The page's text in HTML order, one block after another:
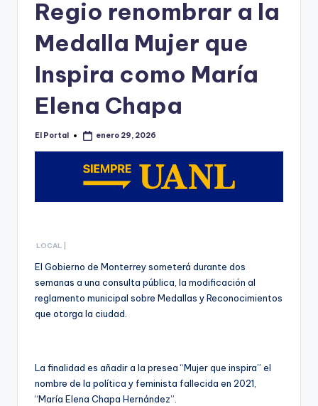
rr
Regio renombrar a la
Medalla Mujer que
Inspira como María
Elena Chapa
Publicado
El Portal enero 29, 2026
LOCAL |
El Gobierno de Monterrey someterá durante dos
semanas a una consulta pública, la modificación al
reglamento municipal sobre Medallas y Reconocimientos
que otorga la ciudad.
La finalidad es añadir a la presea “Mujer que inspira” el
nombre de la política y feminista fallecida en 2021,
“María Elena Chapa Hernández”.